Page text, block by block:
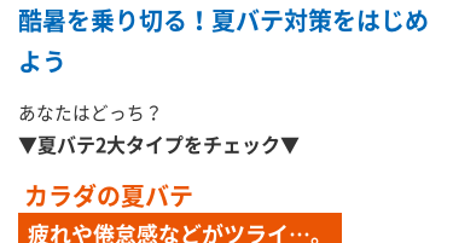
酷暑を乗り切る！夏バテ対策をはじめ
よう
あなたはどっち？
▼夏バテ2大タイプをチェック▼
カラダの夏バテ
疲れや倦怠感などがツライ…。